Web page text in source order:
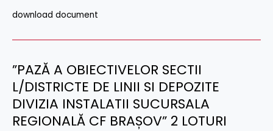
download document
”PAZĂ A OBIECTIVELOR SECTII
L/DISTRICTE DE LINII SI DEPOZITE
DIVIZIA INSTALATII SUCURSALA
REGIONALĂ CF BRAȘOV” 2 LOTURI